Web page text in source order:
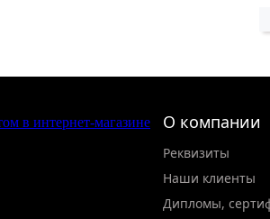
О компании
Реквизиты
Наши клиенты
Дипломы,